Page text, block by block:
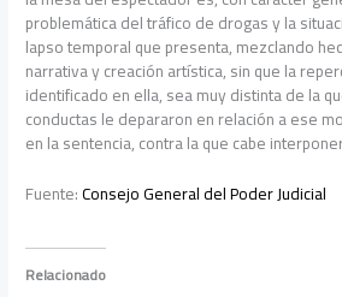
problemática del tráfico de drogas y la
lapso temporal que presenta, mezclando
narrativa y creación artística, sin que la
identificado en ella, sea muy distinta de la
conductas le depararon en relación a ese
en la sentencia, contra la que cabe
Fuente:Consejo General del Poder Judicial
Relacionado